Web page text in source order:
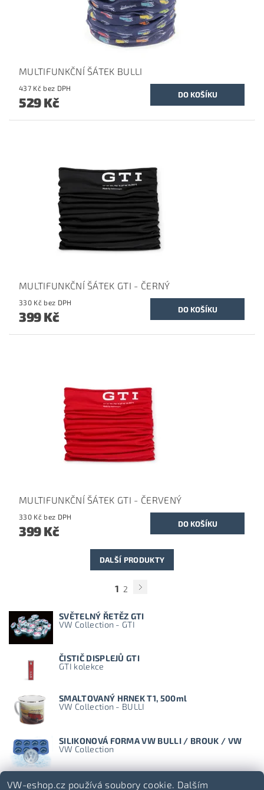
MULTIFUNKČNÍ ŠÁTEK BULLI
437 Kč bez DPH
529 Kč
MULTIFUNKČNÍ ŠÁTEK GTI - ČERNÝ
330 Kč bez DPH
399 Kč
MULTIFUNKČNÍ ŠÁTEK GTI - ČERVENÝ
330 Kč bez DPH
399 Kč
DALŠÍ PRODUKTY
1 2
SVĚTELNÝ ŘETĚZ GTI
VW Collection - GTI
ČISTIČ DISPLEJŮ GTI
GTI kolekce
SMALTOVANÝ HRNEK T1, 500ml
VW Collection - BULLI
SILIKONOVÁ FORMA VW BULLI / BROUK / VW
VW Collection
VW-eshop.cz používá soubory cookie. Dalším